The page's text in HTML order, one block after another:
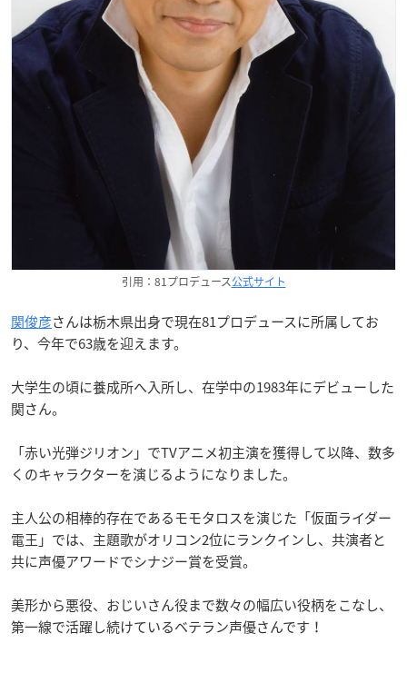
引用：81プロデュース公式サイト
関俊彦さんは栃木県出身で現在81プロデュースに所属してお
り、今年で63歳を迎えます。
大学生の頃に養成所へ入所し、在学中の1983年にデビューした
関さん。
「赤い光弾ジリオン」でTVアニメ初主演を獲得して以降、数多
くのキャラクターを演じるようになりました。
主人公の相棒的存在であるモモタロスを演じた「仮面ライダー
電王」では、主題歌がオリコン2位にランクインし、共演者と
共に声優アワードでシナジー賞を受賞。
美形から悪役、おじいさん役まで数々の幅広い役柄をこなし、
第一線で活躍し続けているベテラン声優さんです！